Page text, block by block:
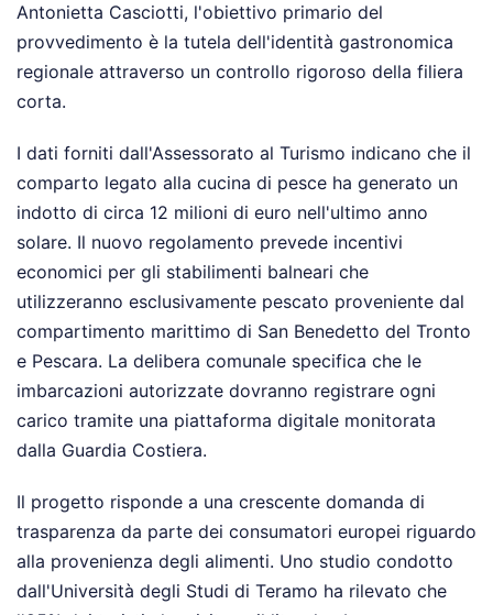
Antonietta Casciotti, l'obiettivo primario del
provvedimento è la tutela dell'identità gastronomica
regionale attraverso un controllo rigoroso della filiera
corta.
I dati forniti dall'Assessorato al Turismo indicano che il
comparto legato alla cucina di pesce ha generato un
indotto di circa 12 milioni di euro nell'ultimo anno
solare. Il nuovo regolamento prevede incentivi
economici per gli stabilimenti balneari che
utilizzeranno esclusivamente pescato proveniente dal
compartimento marittimo di San Benedetto del Tronto
e Pescara. La delibera comunale specifica che le
imbarcazioni autorizzate dovranno registrare ogni
carico tramite una piattaforma digitale monitorata
dalla Guardia Costiera.
Il progetto risponde a una crescente domanda di
trasparenza da parte dei consumatori europei riguardo
alla provenienza degli alimenti. Uno studio condotto
dall'Università degli Studi di Teramo ha rilevato che